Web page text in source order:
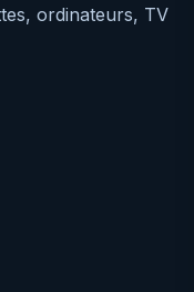
ordinateurs, TV